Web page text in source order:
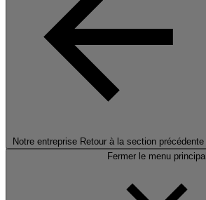
Notre entreprise Retour à la section précédente
Fermer le menu principal